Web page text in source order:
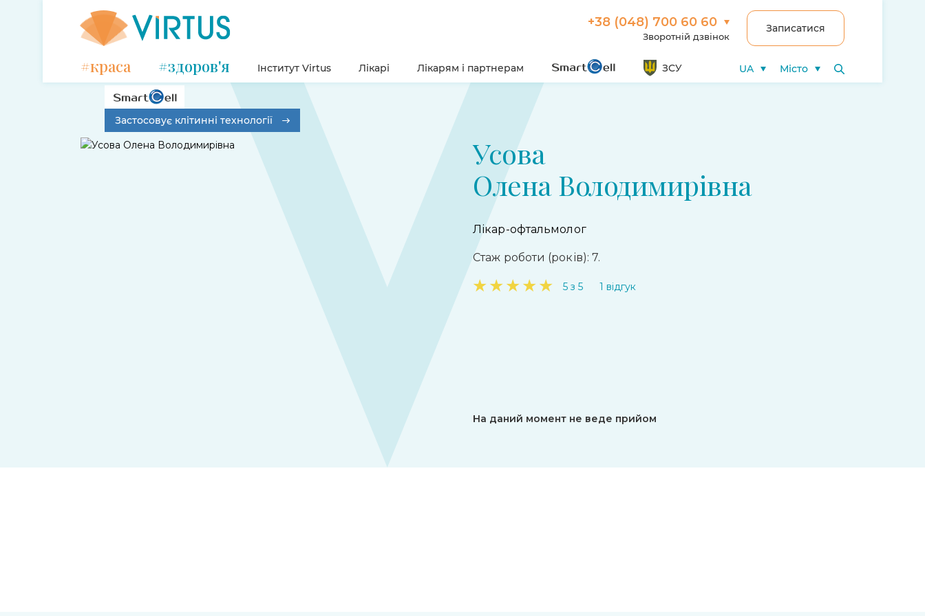
+38 (048) 700 60 60
Зворотній дзвінок
Записатися
#краса #здоров'я Інститут Virtus Лікарі Лікарям і партнерам ЗСУ UA Місто
Застосовує клітинні технології
Усова
Олена Володимирівна
Лікар-офтальмолог
Стаж роботи (років): 7.
★★★★★ 5 з 5 1 відгук
На даний момент не веде прийом